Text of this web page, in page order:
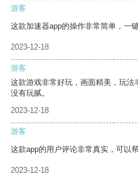
游客
这款加速器app的操作非常简单，一
2023-12-18
游客
这款游戏非常好玩，画面精美，玩
没有玩腻。
2023-12-18
游客
这款app的用户评论非常真实，可以
2023-12-18